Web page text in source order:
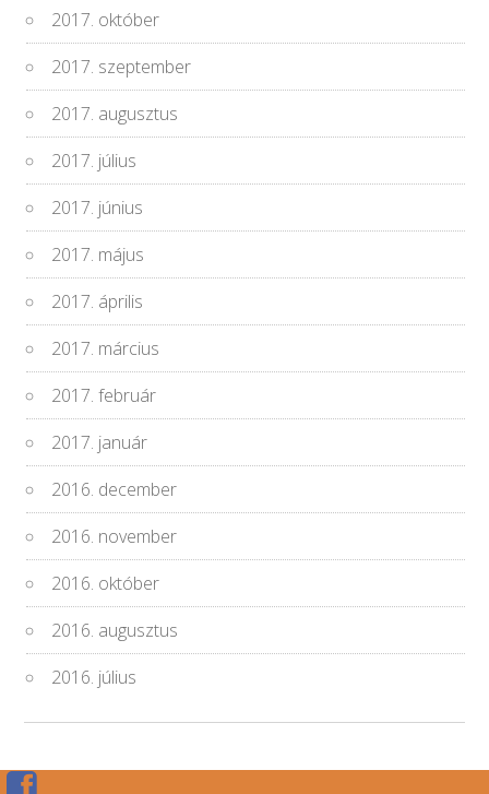
2017. október
2017. szeptember
2017. augusztus
2017. július
2017. június
2017. május
2017. április
2017. március
2017. február
2017. január
2016. december
2016. november
2016. október
2016. augusztus
2016. július